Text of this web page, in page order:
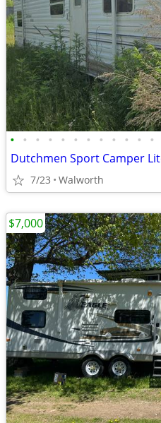
• • • • • • • • • • • •
Dutchmen Sport Camper
7/23 Walworth
$7,000